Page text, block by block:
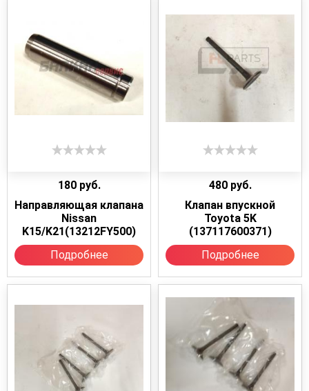
180 руб.
Направляющая клапана
Nissan
K15/K21(13212FY500)
Подробнее
480 руб.
Клапан впускной
Toyota 5K
(137117600371)
Подробнее